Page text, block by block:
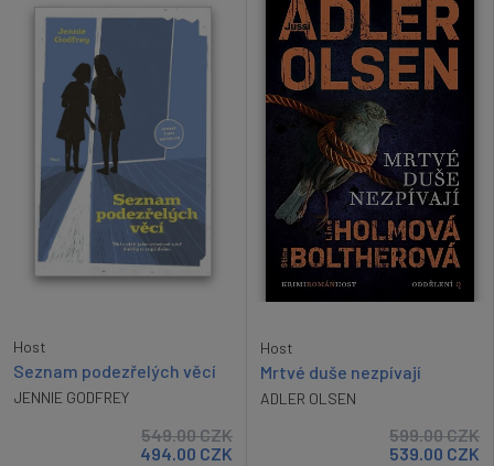
Host
Seznam podezřelých věcí
JENNIE GODFREY
549.00CZK
494.00 CZK
Host
Mrtvé duše nezpívají
ADLER OLSEN
599.00CZK
539.00 CZK